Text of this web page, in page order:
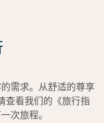
需求。从舒适的尊享
查看我们的《旅行指
次旅程。